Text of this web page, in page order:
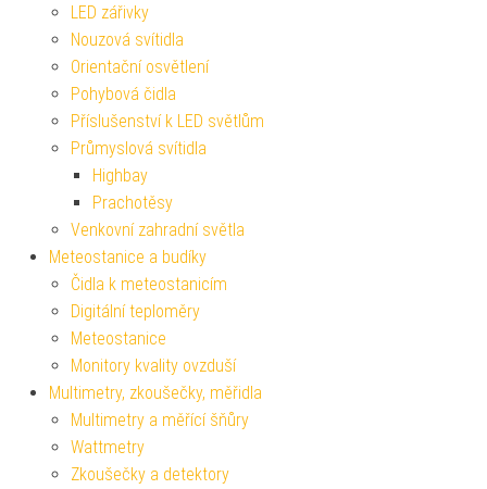
LED zářivky
Nouzová svítidla
Orientační osvětlení
Pohybová čidla
Příslušenství k LED světlům
Průmyslová svítidla
Highbay
Prachotěsy
Venkovní zahradní světla
Meteostanice a budíky
Čidla k meteostanicím
Digitální teploměry
Meteostanice
Monitory kvality ovzduší
Multimetry, zkoušečky, měřidla
Multimetry a měřící šňůry
Wattmetry
Zkoušečky a detektory